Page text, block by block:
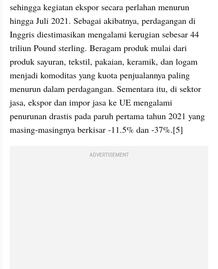
sehingga kegiatan ekspor secara perlahan menurun
hingga Juli 2021. Sebagai akibatnya, perdagangan di
Inggris diestimasikan mengalami kerugian sebesar 44
triliun Pound sterling. Beragam produk mulai dari
produk sayuran, tekstil, pakaian, keramik, dan logam
menjadi komoditas yang kuota penjualannya paling
menurun dalam perdagangan. Sementara itu, di sektor
jasa, ekspor dan impor jasa ke UE mengalami
penurunan drastis pada paruh pertama tahun 2021 yang
masing-masingnya berkisar -11.5% dan -37%.[5]
ADVERTISEMENT